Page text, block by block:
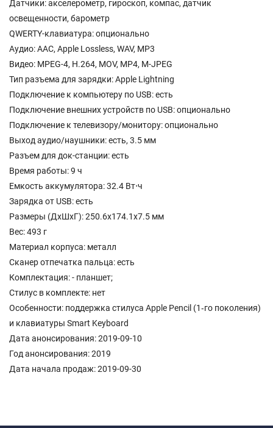
Датчики: акселерометр, гироскоп, компас, датчик
освещенности, барометр
QWERTY-клавиатура: опционально
Аудио: AAC, Apple Lossless, WAV, MP3
Видео: MPEG-4, H.264, MOV, MP4, M-JPEG
Тип разъема для зарядки: Apple Lightning
Подключение к компьютеру по USB: есть
Подключение внешних устройств по USB: опционально
Подключение к телевизору/монитору: опционально
Выход аудио/наушники: есть, 3.5 мм
Разъем для док-станции: есть
Время работы: 9 ч
Емкость аккумулятора: 32.4 Вт⋅ч
Зарядка от USB: есть
Размеры (ДхШхГ): 250.6x174.1x7.5 мм
Вес: 493 г
Материал корпуса: металл
Сканер отпечатка пальца: есть
Комплектация: - планшет;
Стилус в комплекте: нет
Особенности: поддержка стилуса Apple Pencil (1‑го поколения)
и клавиатуры Smart Keyboard
Дата анонсирования: 2019-09-10
Год анонсирования: 2019
Дата начала продаж: 2019-09-30